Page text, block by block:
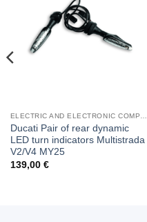
ELECTRIC AND ELECTRONIC COMPONENTS
Ducati Pair of rear dynamic
LED turn indicators Multistrada
V2/V4 MY25
139,00 €